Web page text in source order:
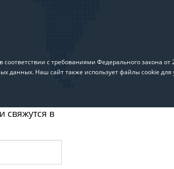
с требованиями Федерального закона
данных. Наш сайт также использует файлы cookie
свяжутся в